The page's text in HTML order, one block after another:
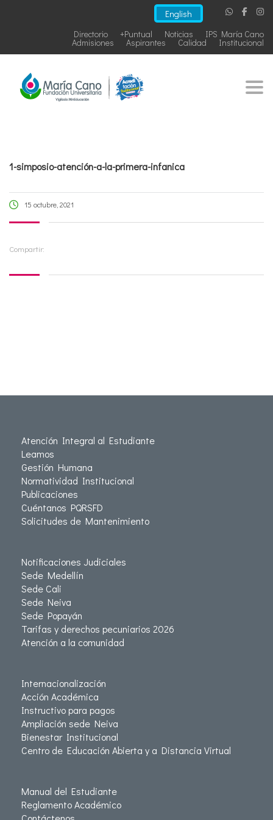
English
IPS María Cano
Noticias
+Puntual
Directorio
Institucional
Calidad
Aspirantes
Admisiones
1-simposio-atención-a-la-primera-infanica
15 octubre, 2021
Compartir:
Atención Integral al Estudiante
Leamos
Gestión Humana
Normatividad Institucional
Publicaciones
Cuéntanos PQRSFD
Solicitudes de Mantenimiento
Notificaciones Judiciales
Sede Medellín
Sede Cali
Sede Neiva
Sede Popayán
Tarifas y derechos pecuniarios 2026
Atención a la comunidad
Internacionalización
Acción Académica
Instructivo para pagos
Ampliación sede Neiva
Bienestar Institucional
Centro de Educación Abierta y a Distancia Virtual
Manual del Estudiante
Reglamento Académico